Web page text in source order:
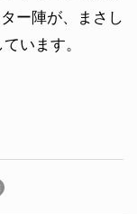
ー陣が、まさし
います。